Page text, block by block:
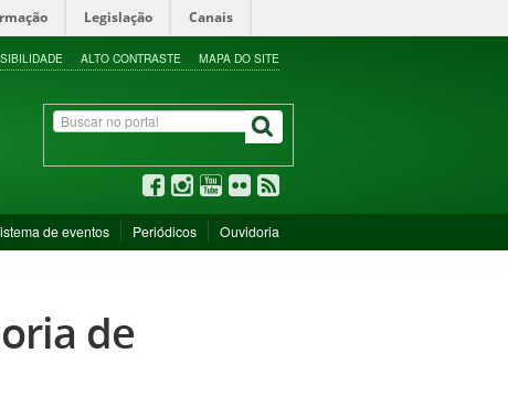
Legislação Canais
ALTO CONTRASTE MAPA DO SITE
de eventos Periódicos Ouvidoria
de